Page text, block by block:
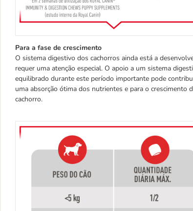
Para a fase de crescimento
O sistema digestivo dos cachorros ainda está a
requer uma atenção especial. O apoio a um sistema
equilibrado durante este período importante pode
uma absorção ótima dos nutrientes e para o crescimento
cachorro.